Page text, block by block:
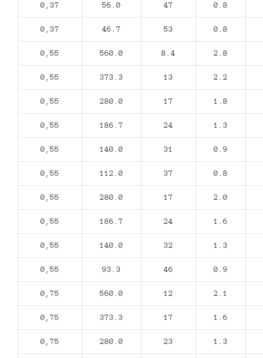
0,37 56.0 47 0.8
0,37 46.7 53 0.8
0,55 560.0 8.4 2.8
0,55 373.3 13 2.2
0,55 280.0 17 1.8
0,55 186.7 24 1.3
0,55 140.0 31 0.9
0,55 112.0 37 0.8
0,55 280.0 17 2.0
0,55 186.7 24 1.6
0,55 140.0 32 1.3
0,55 93.3 46 0.9
0,75 560.0 12 2.1
0,75 373.3 17 1.6
0,75 280.0 23 1.3